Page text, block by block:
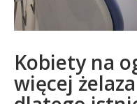
Kobiety na
więcej